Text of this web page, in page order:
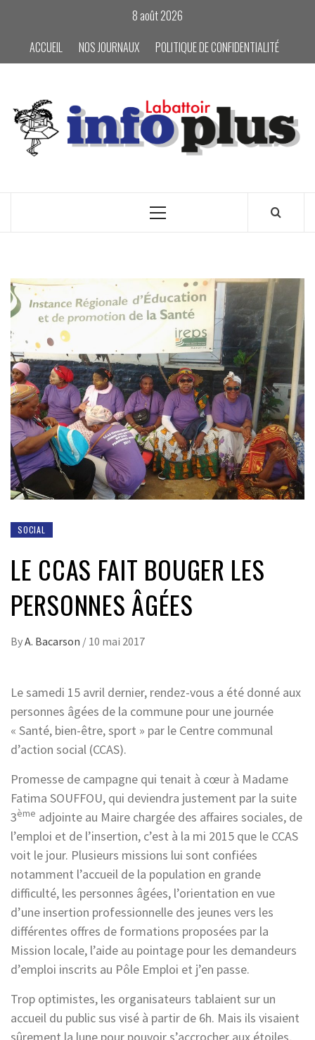
content
8 août 2026
ACCUEIL
NOS JOURNAUX POLITIQUE DE CONFIDENTIALITÉ
Primary
SOCIAL
LE CCAS FAIT BOUGER LES
PERSONNES ÂGÉES
ByA. Bacarson / 10 mai 2017
Le samedi 15 avril dernier, rendez-vous a été donné aux
personnes âgées de la commune pour une journée
« Santé, bien-être, sport » par le Centre communal
d’action social (CCAS).
Promesse de campagne qui tenait à cœur à Madame
Fatima SOUFFOU, qui deviendra justement par la suite
3ème adjointe au Maire chargée des affaires sociales, de
l’emploi et de l’insertion, c’est à la mi 2015 que le CCAS
voit le jour. Plusieurs missions lui sont confiées
notamment l’accueil de la population en grande
difficulté, les personnes âgées, l’orientation en vue
d’une insertion professionnelle des jeunes vers les
différentes offres de formations proposées par la
Mission locale, l’aide au pointage pour les demandeurs
d’emploi inscrits au Pôle Emploi et j’en passe.
Trop optimistes, les organisateurs tablaient sur un
accueil du public sus visé à partir de 6h. Mais ils visaient